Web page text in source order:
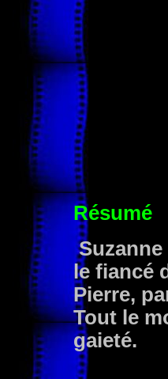
Résumé
Suzanne
le fiancé
Pierre,
Tout le
gaieté.